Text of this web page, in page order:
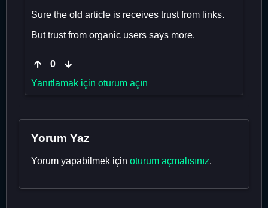
Sure the old article is receives trust from links.
But trust from organic users says more.
0
Yanıtlamak için oturum açın
Yorum Yaz
Yorum yapabilmek için oturum açmalısınız.